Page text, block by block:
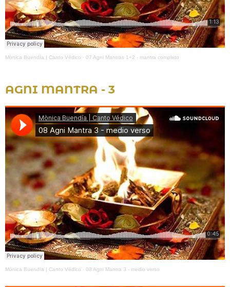
Mònica Buendía | Canto Védico · 07 Agni Mantras 1+2 - mantra completo
AGNI MANTRA - 3
Mònica Buendía | Canto Védico · 08 Agni Mantra 3 - medio verso